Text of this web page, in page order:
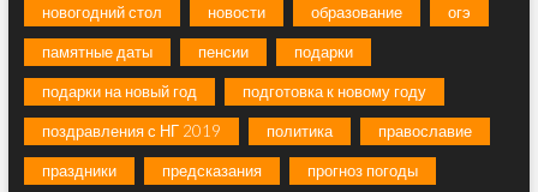
новогодний стол новости образование огэ
памятные даты пенсии подарки
подарки на новый год подготовка к новому году
поздравления с НГ 2019 политика православие
праздники предсказания прогноз погоды